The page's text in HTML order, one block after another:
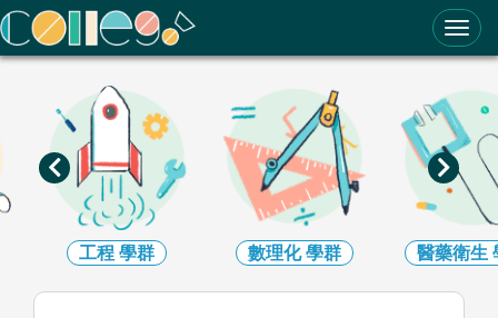
ColleGo! 大學選才與高中育才輔助系統
數理化學群 醫藥衛生學群 生命科學